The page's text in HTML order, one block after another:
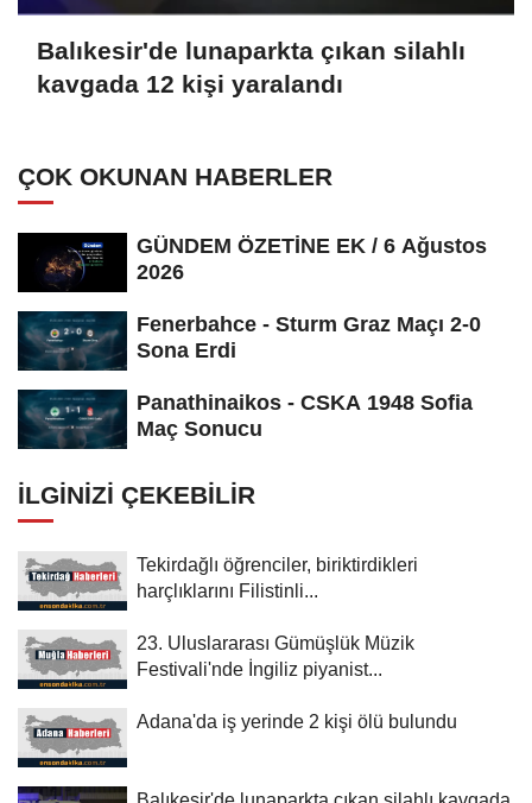
Balıkesir'de lunaparkta çıkan silahlı
kavgada 12 kişi yaralandı
ÇOK OKUNAN HABERLER
GÜNDEM ÖZETİNE EK / 6 Ağustos
2026
Fenerbahce - Sturm Graz Maçı 2-0
Sona Erdi
Panathinaikos - CSKA 1948 Sofia
Maç Sonucu
İLGINIZI ÇEKEBILIR
Tekirdağlı öğrenciler, biriktirdikleri
harçlıklarını Filistinli...
23. Uluslararası Gümüşlük Müzik
Festivali'nde İngiliz piyanist...
Adana'da iş yerinde 2 kişi ölü bulundu